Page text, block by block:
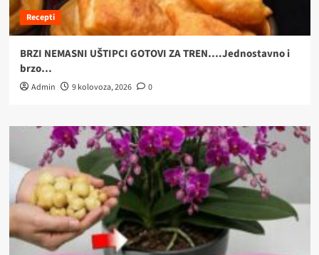
Recepti
BRZI NEMASNI UŠTIPCI GOTOVI ZA TREN….Jednostavno i
brzo…
Admin 9 kolovoza, 2026 0